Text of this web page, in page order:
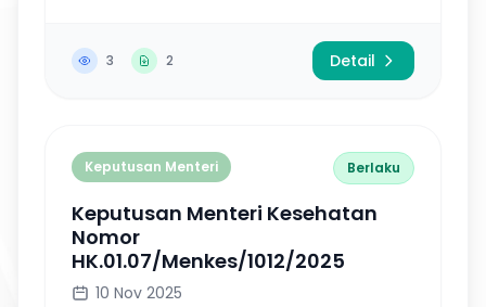
3 2 Detail
Keputusan Menteri Berlaku
Keputusan Menteri Kesehatan
Nomor
HK.01.07/Menkes/1012/2025
10 Nov 2025